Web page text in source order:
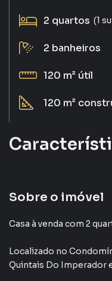
2 quartos (1
2 banheiros
120 m² útil
120 m²
Guarita Com
Portaria 24h
Pet Place
Sobre o imóvel
Casa à venda com 2
Localizado no
Quintais Do Imperador